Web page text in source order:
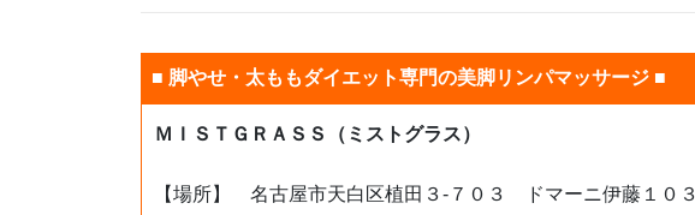
■ 脚やせ・太ももダイエット専門の美脚リンパマッサージ ■
ＭＩＳＴＧＲＡＳＳ（ミストグラス）
【場所】 名古屋市天白区植田３-７０３ ドマーニ伊藤１０３